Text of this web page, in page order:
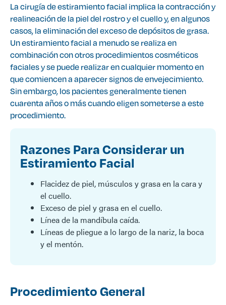
La cirugía de estiramiento facial implica la contracción y
realineación de la piel del rostro y el cuello y, en algunos
casos, la eliminación del exceso de depósitos de grasa.
Un estiramiento facial a menudo se realiza en
combinación con otros procedimientos cosméticos
faciales y se puede realizar en cualquier momento en
que comiencen a aparecer signos de envejecimiento.
Sin embargo, los pacientes generalmente tienen
cuarenta años o más cuando eligen someterse a este
procedimiento.
Razones Para Considerar un
Estiramiento Facial
Flacidez de piel, músculos y grasa en la cara y
el cuello.
Exceso de piel y grasa en el cuello.
Línea de la mandíbula caída.
Líneas de pliegue a lo largo de la nariz, la boca
y el mentón.
Procedimiento General